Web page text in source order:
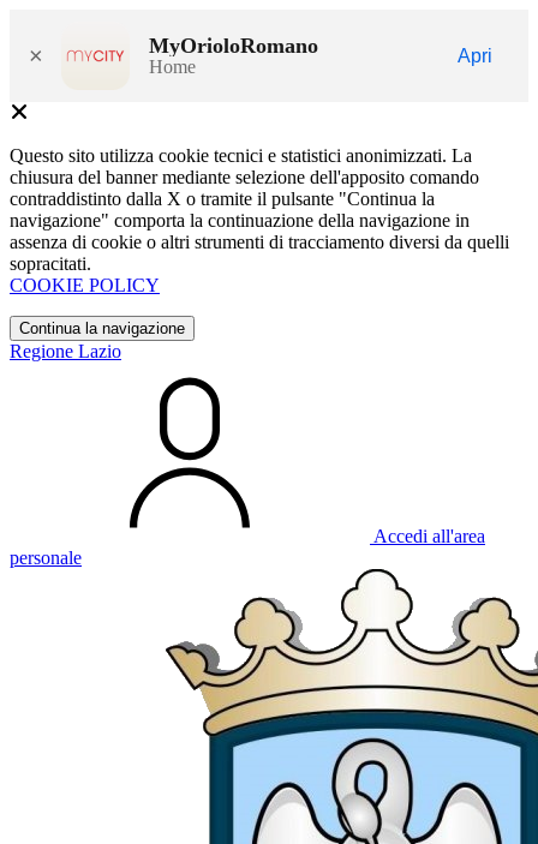
× MyOrioloRomano
Home
Apri
Questo sito utilizza cookie tecnici e statistici anonimizzati. La
chiusura del banner mediante selezione dell'apposito comando
contraddistinto dalla X o tramite il pulsante "Continua la
navigazione" comporta la continuazione della navigazione in
assenza di cookie o altri strumenti di tracciamento diversi da quelli
sopracitati.
COOKIE POLICY
Continua la navigazione
Regione Lazio
Accedi all'area
personale